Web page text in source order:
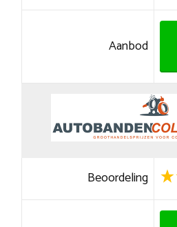
Aanbod
Beoordeling